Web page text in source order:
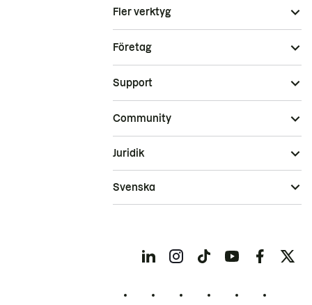
Fler verktyg
Företag
Support
Community
Juridik
Svenska